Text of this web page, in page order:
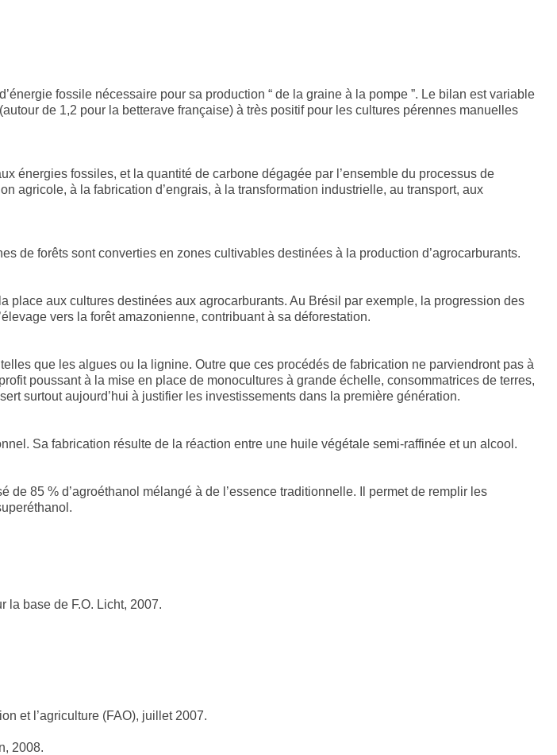
fossile nécessaire pour sa production “ de la graine à la pompe ”. Le bilan est variable
de 1,2 pour la betterave française) à très positif pour les cultures pérennes manuelles
énergies fossiles, et la quantité de carbone dégagée par l’ensemble du processus de
agricole, à la fabrication d’engrais, à la transformation industrielle, au transport, aux
de forêts sont converties en zones cultivables destinées à la production d’agrocarburants.
aux cultures destinées aux agrocarburants. Au Brésil par exemple, la progression des
vers la forêt amazonienne, contribuant à sa déforestation.
que les algues ou la lignine. Outre que ces procédés de fabrication ne parviendront pas à
poussant à la mise en place de monocultures à grande échelle, consommatrices de terres,
surtout aujourd’hui à justifier les investissements dans la première génération.
Sa fabrication résulte de la réaction entre une huile végétale semi-raffinée et un alcool.
85 % d’agroéthanol mélangé à de l’essence traditionnelle. Il permet de remplir les
la base de F.O. Licht, 2007.
et l’agriculture (FAO), juillet 2007.
2008.